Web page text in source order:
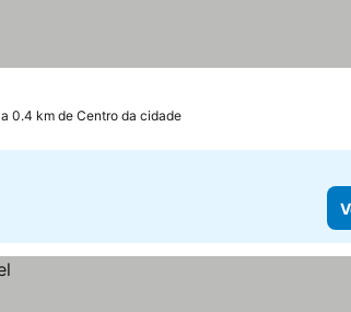
a 0.4 km de Centro da cidade